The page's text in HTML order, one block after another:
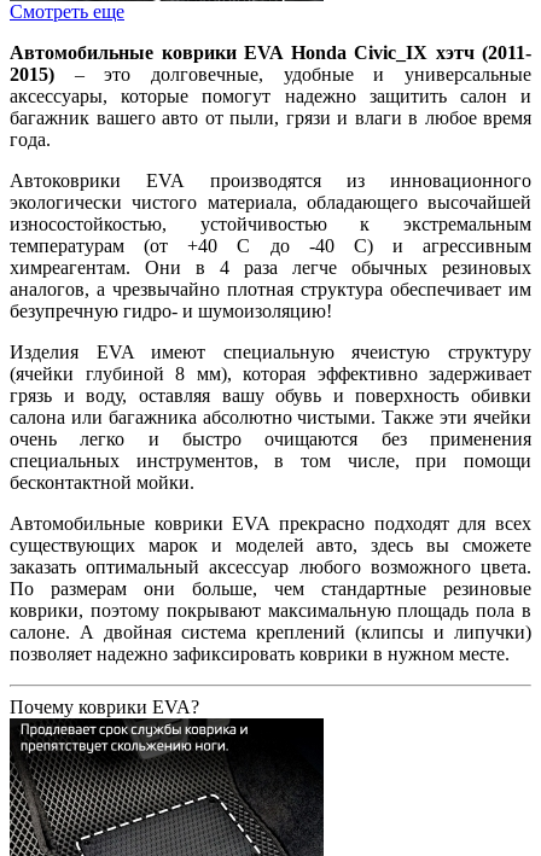
Смотреть еще
Автомобильные коврики EVA Honda Civic_IX хэтч (2011-
2015) – это долговечные, удобные и универсальные
аксессуары, которые помогут надежно защитить салон и
багажник вашего авто от пыли, грязи и влаги в любое время
года.
Автоковрики EVA производятся из инновационного
экологически чистого материала, обладающего высочайшей
износостойкостью, устойчивостью к экстремальным
температурам (от +40 С до -40 С) и агрессивным
химреагентам. Они в 4 раза легче обычных резиновых
аналогов, а чрезвычайно плотная структура обеспечивает им
безупречную гидро- и шумоизоляцию!
Изделия EVA имеют специальную ячеистую структуру
(ячейки глубиной 8 мм), которая эффективно задерживает
грязь и воду, оставляя вашу обувь и поверхность обивки
салона или багажника абсолютно чистыми. Также эти ячейки
очень легко и быстро очищаются без применения
специальных инструментов, в том числе, при помощи
бесконтактной мойки.
Автомобильные коврики EVA прекрасно подходят для всех
существующих марок и моделей авто, здесь вы сможете
заказать оптимальный аксессуар любого возможного цвета.
По размерам они больше, чем стандартные резиновые
коврики, поэтому покрывают максимальную площадь пола в
салоне. А двойная система креплений (клипсы и липучки)
позволяет надежно зафиксировать коврики в нужном месте.
Почему коврики EVA?